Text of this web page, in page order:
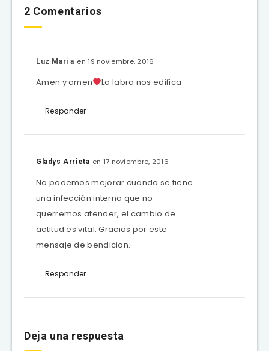
2 Comentarios
Luz Mari a en 19 noviembre, 2016
Amen y amen La labra nos edifica
Responder
Gladys Arrieta en 17 noviembre, 2016
No podemos mejorar cuando se tiene
una infección interna que no
querremos atender, el cambio de
actitud es vital. Gracias por este
mensaje de bendicion.
Responder
Deja una respuesta